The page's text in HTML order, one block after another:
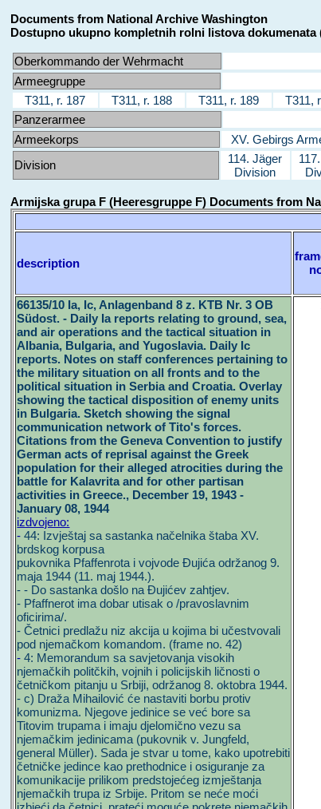
Documents from National Archive Washington
Dostupno ukupno kompletnih rolni listova
Oberkommando der Wehrmacht
Armeegruppe
T311, r. 187
T311, r. 188 T311, r. 189 T311,
Panzerarmee
Armeekorps
XV. Gebirgs
Division
114. Jäger
Division
Armijska grupa F (Heeresgruppe F) Documents from
description
66135/10 Ia, Ic, Anlagenband 8 z. KTB Nr. 3 OB
Südost. - Daily Ia reports relating to ground, sea,
and air operations and the tactical situation in
Albania, Bulgaria, and Yugoslavia. Daily Ic
reports. Notes on staff conferences pertaining to
the military situation on all fronts and to the
political situation in Serbia and Croatia. Overlay
showing the tactical disposition of enemy units
in Bulgaria. Sketch showing the signal
communication network of Tito's forces.
Citations from the Geneva Convention to justify
German acts of reprisal against the Greek
population for their alleged atrocities during the
battle for Kalavrita and for other partisan
activities in Greece., December 19, 1943 -
January 08, 1944
izdvojeno:
-44: Izvještaj sa sastanka načelnika štaba XV.
brdskog korpusa
pukovnika Pfaffenrota i vojvode Đujića održanog 9.
maja 1944 (11. maj 1944.).
- - Do sastanka došlo na Đujićev zahtjev.
- Pfaffnerot ima dobar utisak o /pravoslavnim
oficirima/.
- Četnici predlažu niz akcija u kojima bi učestvovali
pod njemačkom komandom. (frame no. 42)
-4: Memorandum sa savjetovanja visokih
njemačkih politčkih, vojnih i policijskih ličnosti o
četničkom pitanju u Srbiji, održanog 8. oktobra 1944.
- c) Draža Mihailović će nastaviti borbu protiv
komunizma. Njegove jedinice se već bore sa
Titovim trupama i imaju djelomično vezu sa
njemačkim jedinicama (pukovnik v. Jungfeld,
general Müller). Sada je stvar u tome, kako upotrebiti
četničke jedince kao prethodnice i osiguranje za
komunikacije prilikom predstojećeg izmještanja
njemačkih trupa iz Srbije. Pritom se neće moći